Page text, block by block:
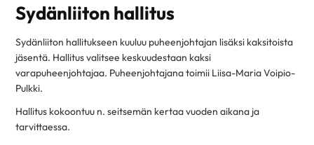
Sydänliiton hallitus
Sydänliiton hallitukseen kuuluu puheenjohtajan lisäksi kaksitoista
jäsentä. Hallitus valitsee keskuudestaan kaksi
varapuheenjohtajaa. Puheenjohtajana toimii Liisa-Maria Voipio-
Pulkki.
Hallitus kokoontuu n. seitsemän kertaa vuoden aikana ja
tarvittaessa.